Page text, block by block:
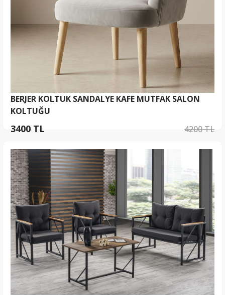
BERJER KOLTUK SANDALYE KAFE MUTFAK SALON
KOLTUĞU
4200 TL
3400 TL